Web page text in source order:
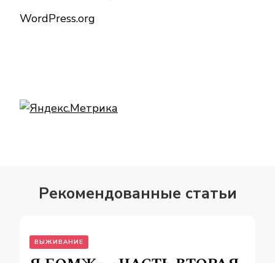
WordPress.org
Рекомендованные статьи
ВЫЖИВАНИЕ